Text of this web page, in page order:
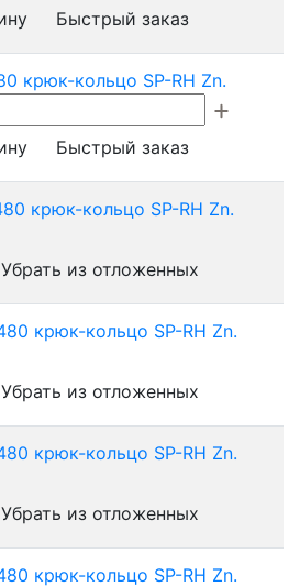
Быстрый заказ
крюк-кольцо SP-RH Zn.
Быстрый заказ
крюк-кольцо SP-RH Zn.
Убрать из отложенных
крюк-кольцо SP-RH Zn.
Убрать из отложенных
крюк-кольцо SP-RH Zn.
Убрать из отложенных
крюк-кольцо SP-RH Zn.